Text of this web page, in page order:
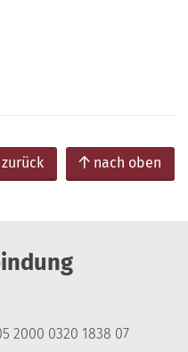
zurück nach oben
2000 0320 1838 07